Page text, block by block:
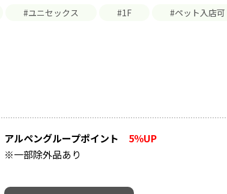
#ユニセックス #1F #ペット入店可
アルペングループポイント 5％UP
※一部除外品あり